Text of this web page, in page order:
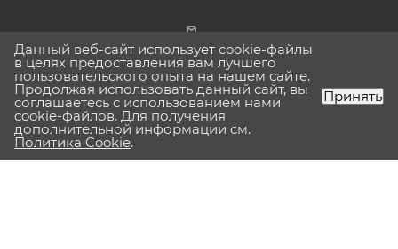
г. Москва
2026 © Lavinia-boho.ru Вся представленная на сайте
информация, касающаяся технических характеристик,
Данный веб-сайт использует cookie-файлы
в целях предоставления вам лучшего
пользовательского опыта на нашем сайте.
Продолжая использовать данный сайт, вы
соглашаетесь с использованием нами
cookie-файлов. Для получения
дополнительной информации см.
Политика Cookie.
Принять